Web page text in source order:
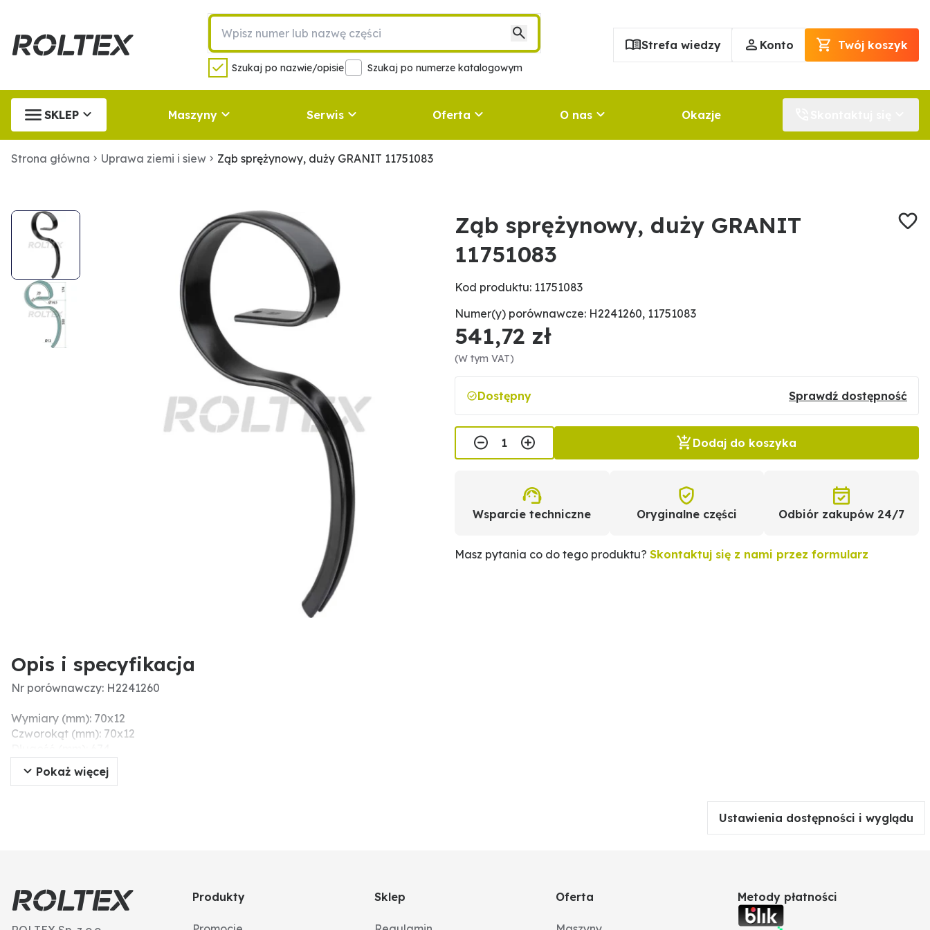
Szukaj po nazwie/opisie Szukaj po numerze katalogowym
Strefa wiedzy Konto Twój koszyk
SKLEP Maszyny Serwis Oferta O nas Okazje
Strona główna Uprawa ziemi i siew Ząb sprężynowy, duży GRANIT 11751083
Ząb sprężynowy, duży GRANIT
11751083
Kod produktu: 11751083
Numer(y) porównawcze: H2241260, 11751083
541,72 zł
(W tym VAT)
Dostępny Sprawdź dostępność
Dodaj do koszyka
Wsparcie techniczne Oryginalne części Odbiór zakupów 24/7
Masz pytania co do tego produktu? Skontaktuj się z nami przez formularz
Opis i specyfikacja
Nr porównawczy: H2241260
Wymiary (mm): 70x12
Czworokąt (mm): 70x12
Pokaż więcej
Ustawienia dostępności i wyglądu
Produkty Sklep Oferta Metody płatności